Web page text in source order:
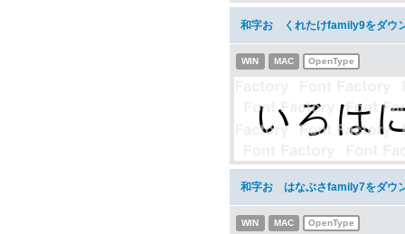
和字おゝくれたけfamily9をダウ
WIN MAC OpenType
和字おゝはなぶさfamily7をダウ
WIN MAC OpenType